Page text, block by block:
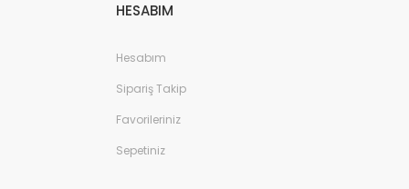
HESABIM
Hesabım
Sipariş Takip
Favorileriniz
Sepetiniz